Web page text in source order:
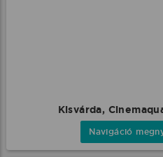
Kisvárda,
Navigáció